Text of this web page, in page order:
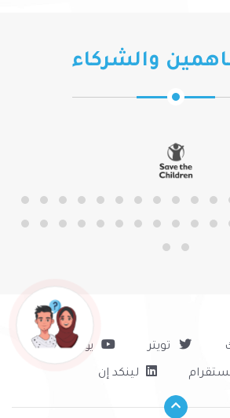
والشركاء
تويتر يوتيوب
لينكد إن